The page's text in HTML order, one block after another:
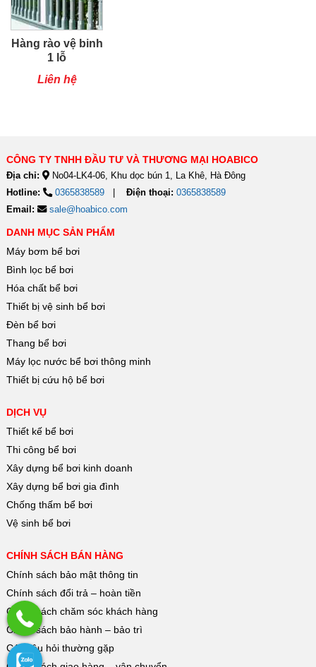
Hàng rào vệ binh
1 lỗ
Liên hệ
CÔNG TY TNHH ĐẦU TƯ VÀ THƯƠNG MẠI HOABICO
Địa chỉ:
No04-LK4-06, Khu dọc bún 1, La Khê, Hà Đông
Hotline:
0365838589 Điện thoại: 0365838589
Email:
sale@hoabico.com
DANH MỤC SẢN PHẨM
Máy bơm bể bơi
Bình lọc bể bơi
Hóa chất bể bơi
Thiết bị vệ sinh bể bơi
Đèn bể bơi
Thang bể bơi
Máy lọc nước bể bơi thông minh
Thiết bị cứu hộ bể bơi
DỊCH VỤ
Thiết kế bể bơi
Thi công bể bơi
Xây dựng bể bơi kinh doanh
Xây dựng bể bơi gia đình
Chống thấm bể bơi
Vệ sinh bể bơi
CHÍNH SÁCH BÁN HÀNG
Chính sách bảo mật thông tin
Chính sách đổi trả – hoàn tiền
Chính sách chăm sóc khách hàng
Chính sách bảo hành – bảo trì
Các câu hỏi thường gặp